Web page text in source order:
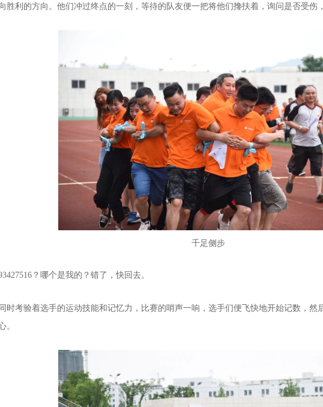
胜利的方向。他们冲过终点的一刻，等待的队友便一把将他们搀扶着，询问是否受伤
千足侧步
？哪个是我的？错了，快回去。
时考验着选手的运动技能和记忆力，比赛的哨声一响，选手们便飞快地开始记数，然
。